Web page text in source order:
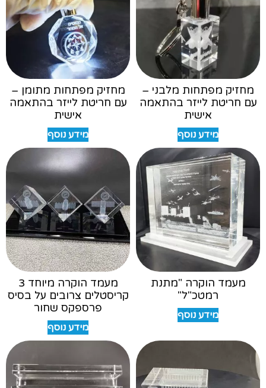
מחזיק מפתחות מלבני –
עם חריטת לייזר בהתאמה
אישית
מידע נוסף
מחזיק מפתחות מתומן –
עם חריטת לייזר בהתאמה
אישית
מידע נוסף
מעמד הוקרה "מתנת
רמטכ"ל"
מידע נוסף
מעמד הוקרה מיוחד 3
קריסטלים צרובים על בסיס
פרספקס שחור
מידע נוסף